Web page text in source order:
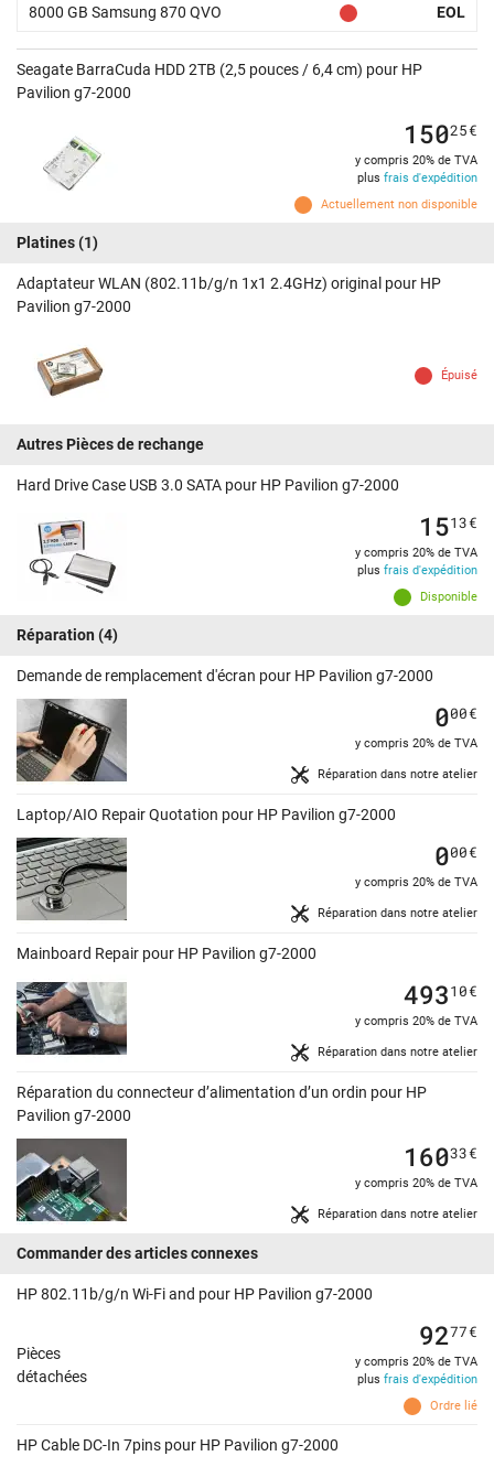
8000 GB Samsung 870 QVO EOL
Seagate BarraCuda HDD 2TB (2,5 pouces / 6,4 cm) pour HP
Pavilion g7-2000
Actuellement non disponible
15025€
y compris 20% de TVA
plus frais d'expédition
Platines(1)
Adaptateur WLAN (802.11b/g/n 1x1 2.4GHz) original pour HP
Pavilion g7-2000
Épuisé
Autres Pièces de rechange
Hard Drive Case USB 3.0 SATA pour HP Pavilion g7-2000
Disponible
1513€
y compris 20% de TVA
plus frais d'expédition
Réparation (4)
Demande de remplacement d'écran pour HP Pavilion g7-2000
Réparation dans notre atelier
000€
y compris 20% de TVA
Laptop/AIO Repair Quotation pour HP Pavilion g7-2000
Réparation dans notre atelier
000€
y compris 20% de TVA
Mainboard Repair pour HP Pavilion g7-2000
Réparation dans notre atelier
49310€
y compris 20% de TVA
Réparation du connecteur d’alimentation d’un ordin pour HP
Pavilion g7-2000
Réparation dans notre atelier
16033€
y compris 20% de TVA
Commander des articles connexes
HP 802.11b/g/n Wi-Fi and pour HP Pavilion g7-2000
Pièces
détachées
Ordre lié
9277€
y compris 20% de TVA
plus frais d'expédition
HP Cable DC-In 7pins pour HP Pavilion g7-2000